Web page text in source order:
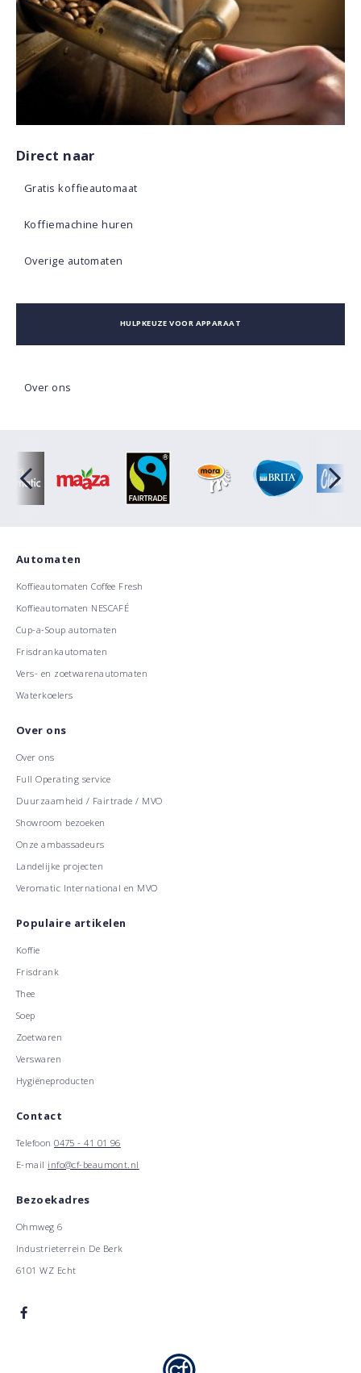
Direct naar
Gratis koffieautomaat
Koffiemachine huren
Overige automaten
HULPKEUZE VOOR APPARAAT
Over ons
Automaten
Koffieautomaten Coffee Fresh
Koffieautomaten NESCAFÉ
Cup-a-Soup automaten
Frisdrankautomaten
Vers- en zoetwarenautomaten
Waterkoelers
Over ons
Over ons
Full Operating service
Duurzaamheid / Fairtrade / MVO
Showroom bezoeken
Onze ambassadeurs
Landelijke projecten
Veromatic International en MVO
Populaire artikelen
Koffie
Frisdrank
Thee
Soep
Zoetwaren
Verswaren
Hygiëneproducten
Contact
Telefoon0475 - 41 01 96
E-mail info@cf-beaumont.nl
Bezoekadres
Ohmweg 6
Industrieterrein De Berk
6101 WZ Echt